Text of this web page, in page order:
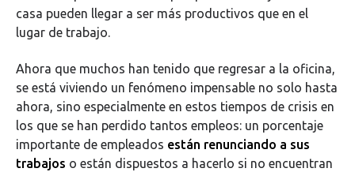
casa pueden llegar a ser más productivos que en el
lugar de trabajo.
Ahora que muchos han tenido que regresar a la oficina,
se está viviendo un fenómeno impensable no solo hasta
ahora, sino especialmente en estos tiempos de crisis en
los que se han perdido tantos empleos: un porcentaje
importante de empleados están renunciando a sus
trabajos o están dispuestos a hacerlo si no encuentran